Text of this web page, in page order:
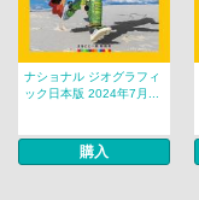
ナショナル ジオグラフィ
ック日本版 2024年7月...
購入